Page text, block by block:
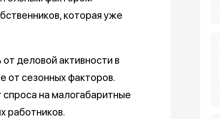
которая уже
деловой активности в
от сезонных факторов.
на малогабаритные
работников.